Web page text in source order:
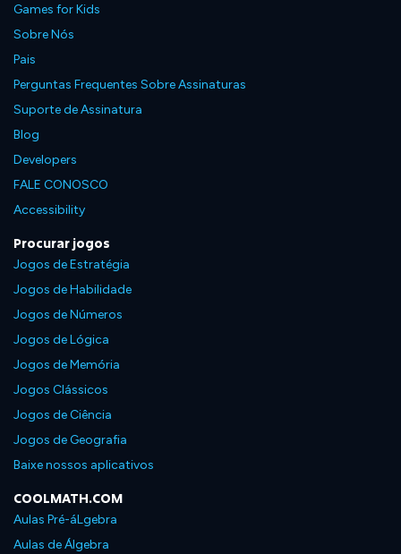
Games for Kids
Sobre Nós
Pais
Perguntas Frequentes Sobre Assinaturas
Suporte de Assinatura
Blog
Developers
FALE CONOSCO
Accessibility
Procurar jogos
Jogos de Estratégia
Jogos de Habilidade
Jogos de Números
Jogos de Lógica
Jogos de Memória
Jogos Clássicos
Jogos de Ciência
Jogos de Geografia
Baixe nossos aplicativos
COOLMATH.COM
Aulas Pré-áLgebra
Aulas de Álgebra